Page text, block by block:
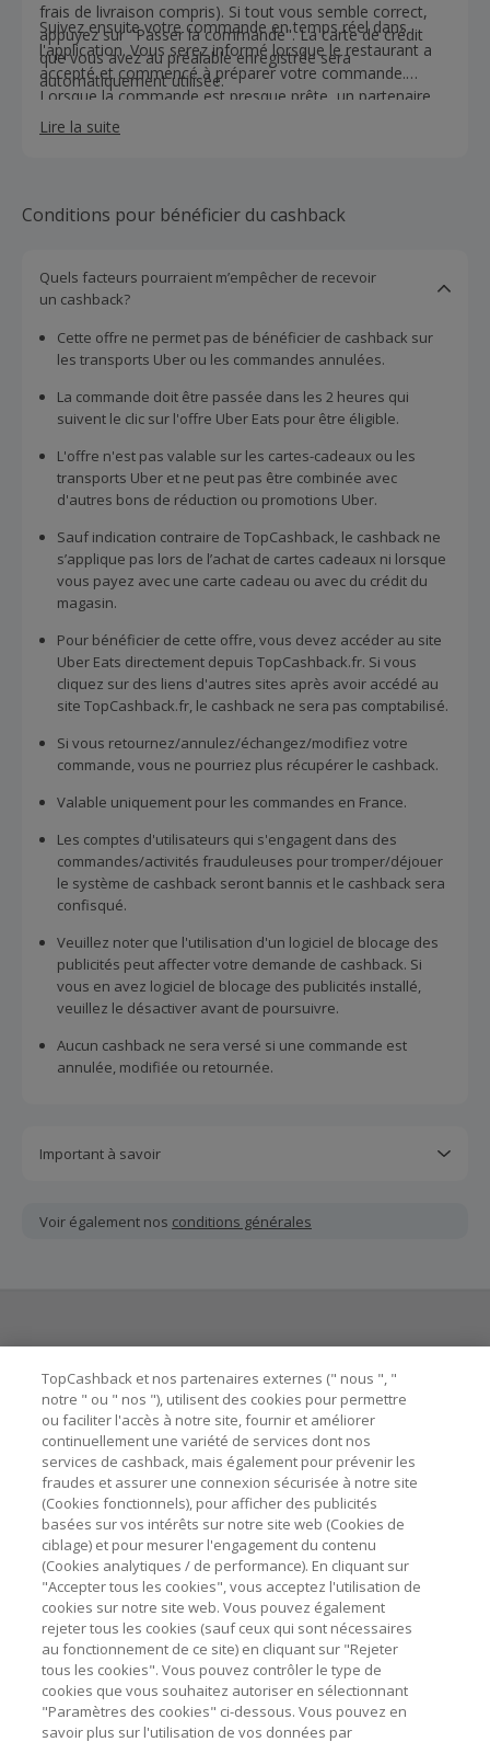
frais de livraison compris). Si tout vous semble correct,
appuyez sur "Passer la commande". La carte de crédit
que vous avez au préalable enregistrée sera
automatiquement utilisée.
Suivez ensuite votre commande en temps réel dans
l'application. Vous serez informé lorsque le restaurant a
accepté et commencé à préparer votre commande.
Lorsque la commande est presque prête, un partenaire
Uber à proximité - en voiture, à vélo ou à mobylette - se
rendra au restaurant pour la récupérer. Vous pourrez voir
Lire la suite
Conditions pour bénéficier du cashback
Quels facteurs pourraient m’empêcher de recevoir
un cashback?
Cette offre ne permet pas de bénéficier de cashback sur
les transports Uber ou les commandes annulées.
La commande doit être passée dans les 2 heures qui
suivent le clic sur l'offre Uber Eats pour être éligible.
L'offre n'est pas valable sur les cartes-cadeaux ou les
transports Uber et ne peut pas être combinée avec
d'autres bons de réduction ou promotions Uber.
Sauf indication contraire de TopCashback, le cashback ne
s’applique pas lors de l’achat de cartes cadeaux ni lorsque
vous payez avec une carte cadeau ou avec du crédit du
magasin.
Pour bénéficier de cette offre, vous devez accéder au site
Uber Eats directement depuis TopCashback.fr. Si vous
cliquez sur des liens d'autres sites après avoir accédé au
site TopCashback.fr, le cashback ne sera pas comptabilisé.
Si vous retournez/annulez/échangez/modifiez votre
commande, vous ne pourriez plus récupérer le cashback.
Valable uniquement pour les commandes en France.
Les comptes d'utilisateurs qui s'engagent dans des
commandes/activités frauduleuses pour tromper/déjouer
le système de cashback seront bannis et le cashback sera
confisqué.
Veuillez noter que l'utilisation d'un logiciel de blocage des
publicités peut affecter votre demande de cashback. Si
vous en avez logiciel de blocage des publicités installé,
veuillez le désactiver avant de poursuivre.
Aucun cashback ne sera versé si une commande est
annulée, modifiée ou retournée.
Important à savoir
ou non reçu doivent être soumises au plus tard dans les
100 jours qui suivent la date d'achat.
ne garantit pas votre éligibilité.
Cette offre et les avantages qui en découlent proviennent
de TopCashback, et non d'Uber Eats.
La validité et le montant du cashback sont calculés par les
marchands sur le montant hors TVA/taxes et hors frais de
livraison/d’emballage/de service.
Aucun montant minimum ou maximum de commande n'est
requis pour bénéficier du cashback.
L'utilisation de plugins tels que Honey, AdBlock, uBlock, Pi-
hole et VPN peut bloquer le suivi de votre commande.
Pour chaque nouvelle transaction, il faut revenir sur
TopCashback et cliquer sur le bouton rose de cashback
pour accéder au site marchand et faire votre achat.
Assurez-vous que le lien TopCashback est le dernier lien
Voir également nos conditions générales
Astuces pour économiser
A propos de
Contactez-nous
Mentions légales
Nos sites UK US CN JP DE AU
TopCashback et nos partenaires externes (" nous ", "
notre " ou " nos "), utilisent des cookies pour permettre
ou faciliter l'accès à notre site, fournir et améliorer
continuellement une variété de services dont nos
services de cashback, mais également pour prévenir les
fraudes et assurer une connexion sécurisée à notre site
(Cookies fonctionnels), pour afficher des publicités
basées sur vos intérêts sur notre site web (Cookies de
ciblage) et pour mesurer l'engagement du contenu
(Cookies analytiques / de performance). En cliquant sur
"Accepter tous les cookies", vous acceptez l'utilisation de
cookies sur notre site web. Vous pouvez également
rejeter tous les cookies (sauf ceux qui sont nécessaires
au fonctionnement de ce site) en cliquant sur "Rejeter
tous les cookies". Vous pouvez contrôler le type de
cookies que vous souhaitez autoriser en sélectionnant
"Paramètres des cookies" ci-dessous. Vous pouvez en
savoir plus sur l'utilisation de vos données par